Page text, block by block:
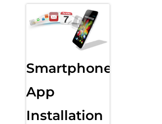
Smartphone
App
Installation